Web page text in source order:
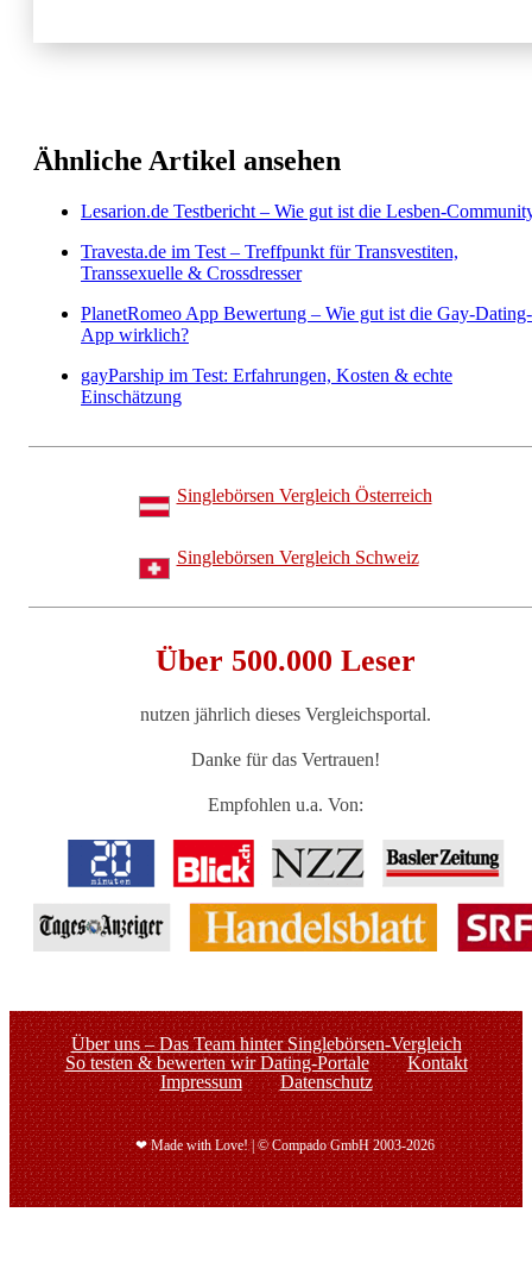
Ähnliche Artikel ansehen
Lesarion.de Testbericht – Wie gut ist die Lesben-
Travesta.de im Test – Treffpunkt für Transvestiten,
Transsexuelle & Crossdresser
PlanetRomeo App Bewertung – Wie gut ist die Gay-Dating-
App wirklich?
gayParship im Test: Erfahrungen, Kosten & echte
Einschätzung
Singlebörsen Vergleich Österreich
Singlebörsen Vergleich Schweiz
Über 500.000 Leser
nutzen jährlich dieses Vergleichsportal.
Danke für das Vertrauen!
Empfohlen u.a. Von:
Über uns – Das Team hinter Singlebörsen-Vergleich
So testen & bewerten wir Dating-Portale
Kontakt
Impressum
Datenschutz
❤ Made with Love! | © Compado GmbH 2003-2026